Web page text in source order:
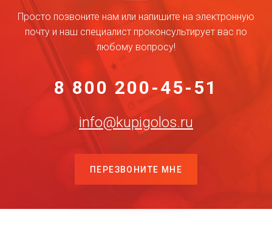
Просто позвоните нам или напишите на электронную
почту и наш специалист проконсультирует вас по
любому вопросу!
8 800 200-45-51
info@kupigolos.ru
ПЕРЕЗВОНИТЕ МНЕ